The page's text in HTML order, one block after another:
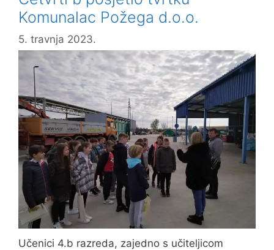
djelatnika
Komunalac Požega d.o.o.
5. travnja 2023.
Učenici 4.b razreda, zajedno s učiteljicom